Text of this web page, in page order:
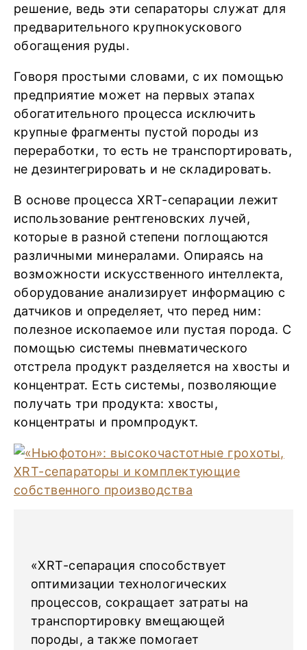
решение, ведь эти сепараторы служат для
предварительного крупнокускового
обогащения руды.
Говоря простыми словами, с их помощью
предприятие может на первых этапах
обогатительного процесса исключить
крупные фрагменты пустой породы из
переработки, то есть не транспортировать,
не дезинтегрировать и не складировать.
В основе процесса XRT-сепарации лежит
использование рентгеновских лучей,
которые в разной степени поглощаются
различными минералами. Опираясь на
возможности искусственного интеллекта,
оборудование анализирует информацию с
датчиков и определяет, что перед ним:
полезное ископаемое или пустая порода. С
помощью системы пневматического
отстрела продукт разделяется на хвосты и
концентрат. Есть системы, позволяющие
получать три продукта: хвосты,
концентраты и промпродукт.
«XRT-сепарация способствует
оптимизации технологических
процессов, сокращает затраты на
транспортировку вмещающей
породы, а также помогает